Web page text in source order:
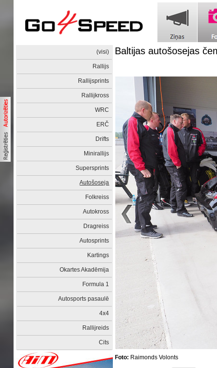
(visi)
Rallijs
Rallijsprints
Rallijkross
WRC
ERČ
Drifts
Minirallijs
Supersprints
Autošoseja
Folkreiss
Autokross
Dragreiss
Autosprints
Kartings
Okartes Akadēmija
Formula 1
Autosports pasaulē
4x4
Rallijreids
Cits
Baltijas autošosejas
Foto: Raimonds Volonts